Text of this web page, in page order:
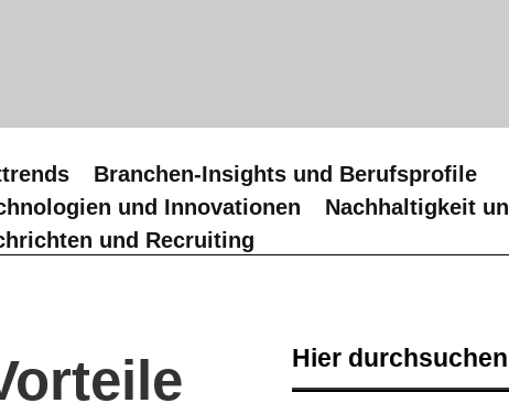
Branchen-Insights und Berufsprofile
und Innovationen
Nachhaltigkeit
und Recruiting
Hier durchsuchen